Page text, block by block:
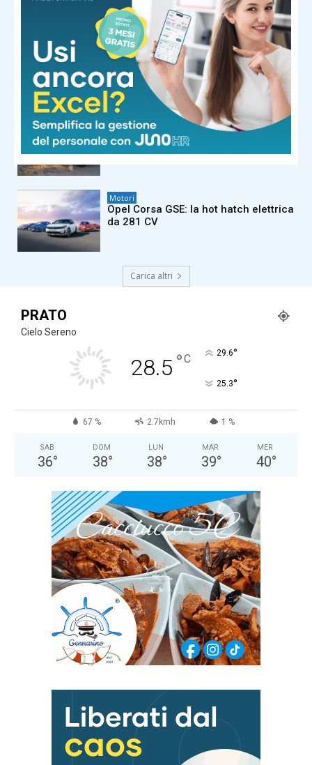
Motori
Audi Q9: il nuovo SUV ammiraglia
Motori
Mercedes-Benz Marco Polo: il
camper premium diventa ancora più
intelligente
Motori
Opel Corsa GSE: la hot hatch elettrica
da 281 CV
Carica altri
PRATO
Cielo Sereno
28.5 °C 29.6°
25.3°
67 % 2.7kmh 1 %
SAB
36°
DOM
38°
LUN
38°
MAR
39°
MER
40°